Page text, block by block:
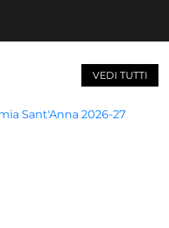
VEDI TUTTI